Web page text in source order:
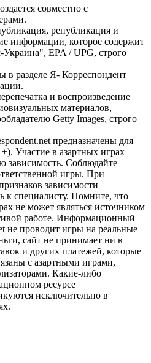
совместно с
републикация и
информации, которое содержит
EPA / UPG, строго
в разделе Я- Корреспондент
и воспроизведение
материалов,
Getty Images, строго
предназначены для
Участие в азартных играх
зависимость. Соблюдайте
игры. При
зависимости
к специалисту. Помните, что
не может являться источником
работе. Информационный
не проводит игры на реальные
сайт не принимает ни в
и других платежей, которые
с азартными играми,
Какие-либо
ресурсе
исключительно в